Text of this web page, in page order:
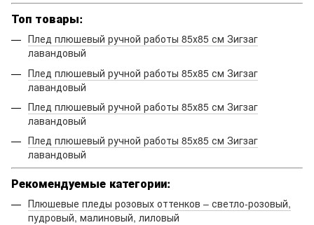
Топ товары:
Плед плюшевый ручной работы 85х85 см Зигзаг
лавандовый
Плед плюшевый ручной работы 85х85 см Зигзаг
лавандовый
Плед плюшевый ручной работы 85х85 см Зигзаг
лавандовый
Плед плюшевый ручной работы 85х85 см Зигзаг
лавандовый
Рекомендуемые категории:
Плюшевые пледы розовых оттенков – светло-розовый,
пудровый, малиновый, лиловый